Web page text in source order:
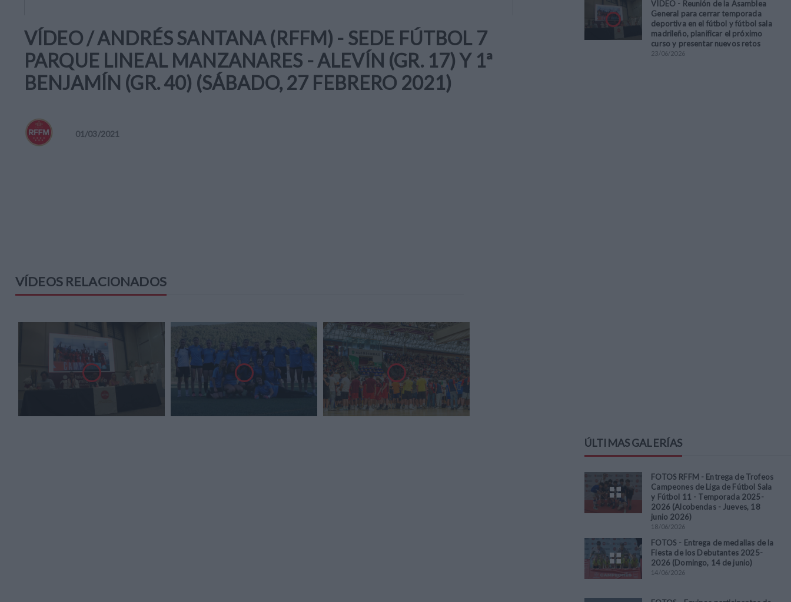
VÍDEO / ANDRÉS SANTANA (RFFM) - SEDE FÚTBOL 7
PARQUE LINEAL MANZANARES - ALEVÍN (GR. 17) Y 1ª
BENJAMÍN (GR. 40) (SÁBADO, 27 FEBRERO 2021)
01/03/2021
VÍDEOS RELACIONADOS
VÍDEO - Reunión de la Asamblea
General para cerrar temporada
deportiva en el fútbol y fútbol sala
madrileño, planificar el próximo
curso y presentar nuevos retos
23/06/2026
ÚLTIMAS GALERÍAS
FOTOS RFFM - Entrega de Trofeos
Campeones de Liga de Fútbol Sala
y Fútbol 11 - Temporada 2025-
2026 (Alcobendas - Jueves, 18
junio 2026)
18/06/2026
FOTOS - Entrega de medallas de la
Fiesta de los Debutantes 2025-
2026 (Domingo, 14 de junio)
14/06/2026